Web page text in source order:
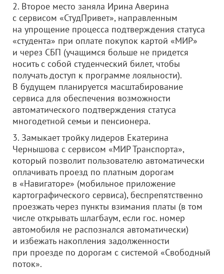
2. Второе место заняла Ирина Аверина
с сервисом «СтудПривет», направленным
на упрощение процесса подтверждения статуса
«студента» при оплате покупок картой «МИР»
и через СБП (учащимся больше не придется
носить с собой студенческий билет, чтобы
получать доступ к программе лояльности).
В будущем планируется масштабирование
сервиса для обеспечения возможности
автоматического подтверждения статуса
многодетной семьи и пенсионера.
3. Замыкает тройку лидеров Екатерина
Чернышова с сервисом «МИР Транспорта»,
который позволит пользователю автоматически
оплачивать проезд по платным дорогам
в «Навигаторе» (мобильное приложение
картографического сервиса), беспрепятственно
проезжать через пункты взимания платы (в том
числе открывать шлагбаум, если гос. номер
автомобиля не распознался автоматически)
и избежать накопления задолженности
при проезде по дорогам с системой «Свободный
поток».